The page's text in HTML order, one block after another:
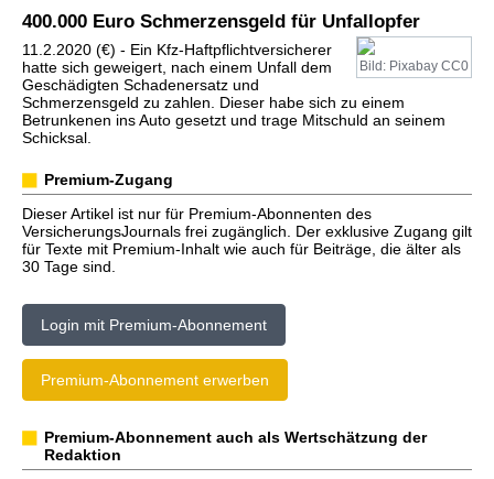
400.000 Euro Schmerzensgeld für Unfallopfer
Bild: Pixabay CC0
11.2.2020 (€) - Ein Kfz-Haftpflichtversicherer
hatte sich geweigert, nach einem Unfall dem
Geschädigten Schadenersatz und
Schmerzensgeld zu zahlen. Dieser habe sich zu einem
Betrunkenen ins Auto gesetzt und trage Mitschuld an seinem
Schicksal.
Premium-Zugang
Dieser Artikel ist nur für Premium-Abonnenten des
VersicherungsJournals frei zugänglich. Der exklusive Zugang gilt
für Texte mit Premium-Inhalt wie auch für Beiträge, die älter als
30 Tage sind.
Login mit Premium-Abonnement
Premium-Abonnement erwerben
Premium-Abonnement auch als Wertschätzung der
Redaktion